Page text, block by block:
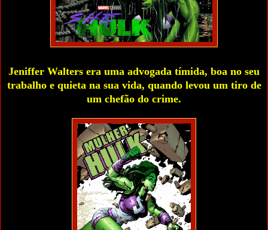
Jeniffer Walters era uma advogada tímida, boa no seu
trabalho e quieta na sua vida, quando levou um tiro de
um chefão do crime.